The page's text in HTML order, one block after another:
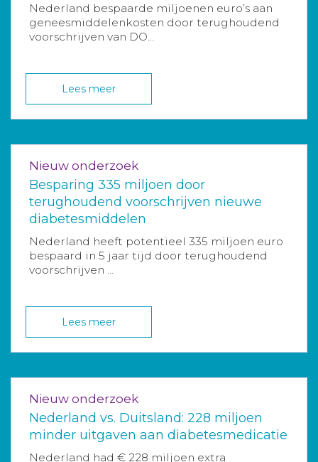
Nederland bespaarde miljoenen euro’s aan
geneesmiddelenkosten door terughoudend
voorschrijven van DO...
Lees meer
Nieuw onderzoek
Besparing 335 miljoen door
terughoudend voorschrijven nieuwe
diabetesmiddelen
Nederland heeft potentieel 335 miljoen euro
bespaard in 5 jaar tijd door terughoudend
voorschrijven ...
Lees meer
Nieuw onderzoek
Nederland vs. Duitsland: 228 miljoen
minder uitgaven aan diabetesmedicatie
Nederland had € 228 miljoen extra